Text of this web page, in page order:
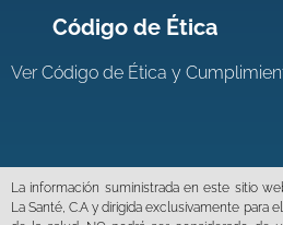
Código de Ética
VerCódigo de Ética y
La información suministrada en este sitio
La Santé, C.A y dirigida exclusivamente para